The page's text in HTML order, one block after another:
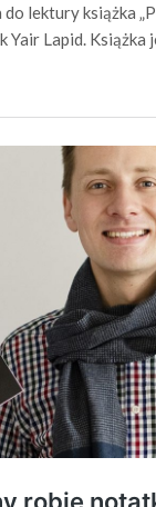
lektury książka
Lapid. Książka